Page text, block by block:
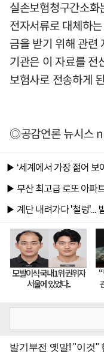
실손보험청구간소
전자서류로 대체하
금을 받기 위해 관련
기관은 이 자료를 전
보험사로 전송하게
◎공감언론 뉴시스